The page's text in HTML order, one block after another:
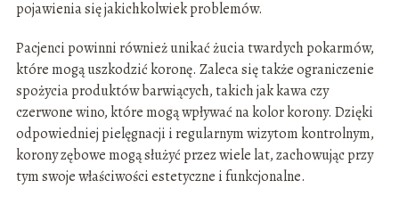
pojawienia się jakichkolwiek problemów.
Pacjenci powinni również unikać żucia twardych pokarmów,
które mogą uszkodzić koronę. Zaleca się także ograniczenie
spożycia produktów barwiących, takich jak kawa czy
czerwone wino, które mogą wpływać na kolor korony. Dzięki
odpowiedniej pielęgnacji i regularnym wizytom kontrolnym,
korony zębowe mogą służyć przez wiele lat, zachowując przy
tym swoje właściwości estetyczne i funkcjonalne.